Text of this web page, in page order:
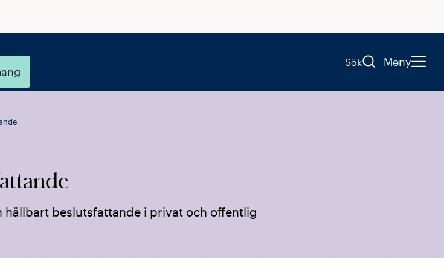
Sök Meny
beslutsfattande i privat och offentlig